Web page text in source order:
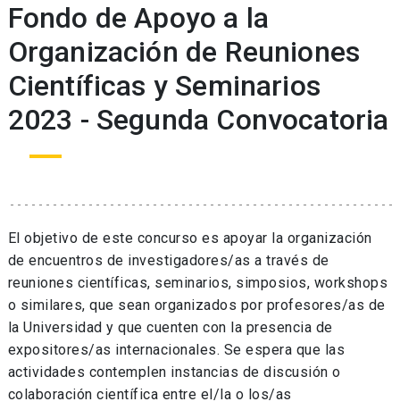
Fondo de Apoyo a la
Organización de Reuniones
Científicas y Seminarios
2023 - Segunda Convocatoria
El objetivo de este concurso es apoyar la organización
de encuentros de investigadores/as a través de
reuniones científicas, seminarios, simposios, workshops
o similares, que sean organizados por profesores/as de
la Universidad y que cuenten con la presencia de
expositores/as internacionales. Se espera que las
actividades contemplen instancias de discusión o
colaboración científica entre el/la o los/as